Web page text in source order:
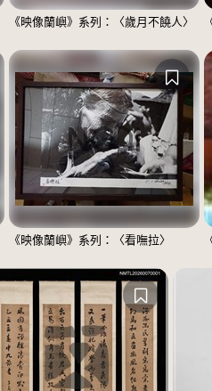
《映像蘭嶼》系列：〈歲月不饒人〉
《映像蘭嶼》系列：〈看嘸拉〉